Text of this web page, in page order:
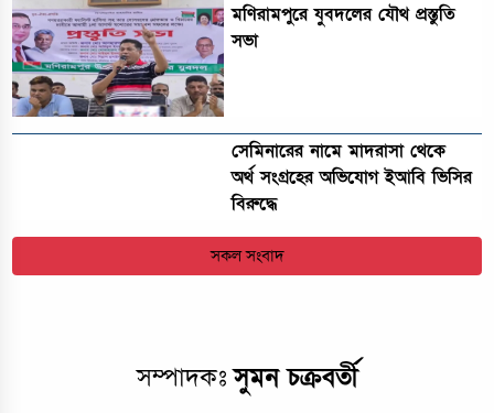
মণিরামপুরে যুবদলের যৌথ প্রস্তুতি
সভা
সেমিনারের নামে মাদরাসা থেকে
অর্থ সংগ্রহের অভিযোগ ইআবি ভিসির
বিরুদ্ধে
সকল সংবাদ
সম্পাদকঃসুমন চক্রবর্তী